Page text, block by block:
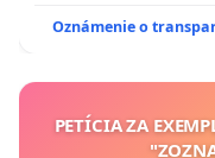
Oznámenie o
PETÍCIA ZA